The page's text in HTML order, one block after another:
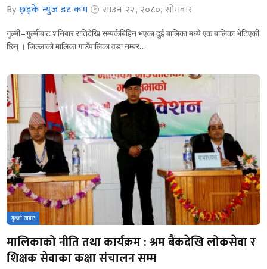
By छ्ड्के न्युज डट कम साउन २२, २०८०, सोमवार
गुल्मी – गुल्मीबाट शनिबार रातिदेखि सम्पर्कबिहिन भएका दुई बालिका मध्ये एक बालिका भेटिएकी
छिन् । जिल्लाको मालिका गाउँपालिका वडा नम्बर…
गुल्मी खबर
मालिकाको नीति तथा कार्यक्रम : श्रम बैंकदेखि लोकसेवा र
शिक्षक सेवाका कक्षा संचालन सम्म